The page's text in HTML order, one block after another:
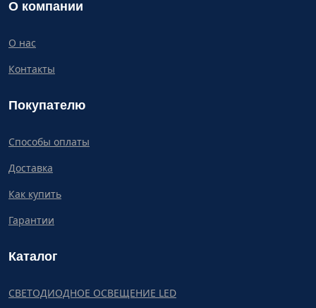
О компании
О нас
Контакты
Покупателю
Способы оплаты
Доставка
Как купить
Гарантии
Каталог
СВЕТОДИОДНОЕ ОСВЕЩЕНИЕ LED